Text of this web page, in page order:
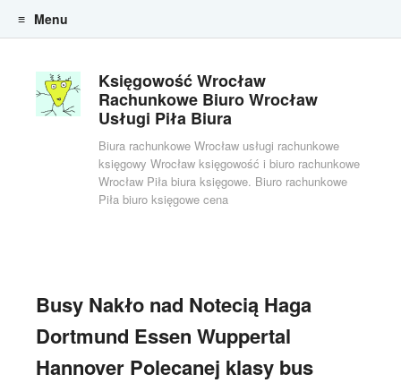
Księgowość Wrocław
Rachunkowe Biuro Wrocław
Usługi Piła Biura
Biura rachunkowe Wrocław usługi rachunkowe
księgowy Wrocław księgowość i biuro rachunkowe
Wrocław Piła biura księgowe. Biuro rachunkowe
Piła biuro księgowe cena
Menu
Busy Nakło nad Notecią Haga
Dortmund Essen Wuppertal
Hannover Polecanej klasy bus